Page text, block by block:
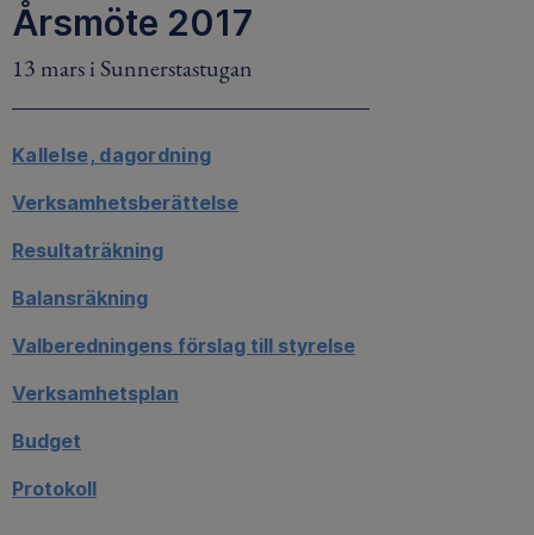
Årsmöte 2017
13 mars i Sunnerstastugan
Kallelse, dagordning
Verksamhetsberättelse
Resultaträkning
Balansräkning
Valberedningens förslag till styrelse
Verksamhetsplan
Budget
Protokoll